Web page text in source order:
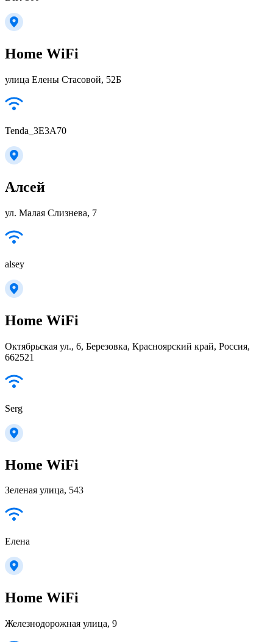
Home WiFi
улица Елены Стасовой, 52Б
Tenda_3E3A70
Алсей
ул. Малая Слизнева, 7
alsey
Home WiFi
Октябрьская ул., 6, Березовка, Красноярский край, Россия,
662521
Serg
Home WiFi
Зеленая улица, 543
Елена
Home WiFi
Железнодорожная улица, 9